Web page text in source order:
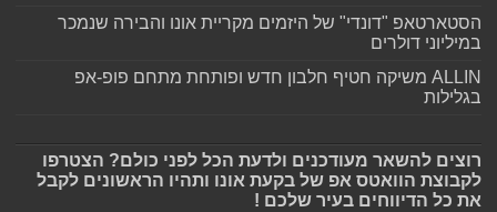
הסטארטאפ "דונדי" של היזמים מקריית אונו והבירה שנמכר
במיליוני דולרים
ALLIN משיקה חטיף חלבון חדש ופותחת מתחם פופ-אפ
בגלילות
רוצים להשאר מעודכנים ולדעת הכל לפני כולם? הצטרפו
לקבוצת הוואטס אפ של בקעת אונו ותהיו הראשונים לקבל
את כל הדיווחים בעיר שלכם !